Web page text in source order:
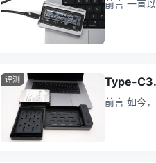
前言 一直以来，雷电全功能高速接口因为特性而刷新传输速率的上限，随
评测 Type-
前言 如今，随着存储技术的日益成熟和个人存储产品的发展，都已经能满